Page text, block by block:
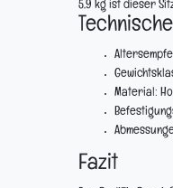
5,9 kg ist dieser
Material:
Fazit